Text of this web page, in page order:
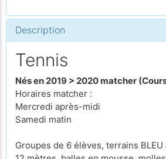
Description
Tennis
Nés en 2019 > 2020 matcher
Horaires matcher :
Mercredi après-midi
Samedi matin
Groupes de 6 élèves, terrains BLEU